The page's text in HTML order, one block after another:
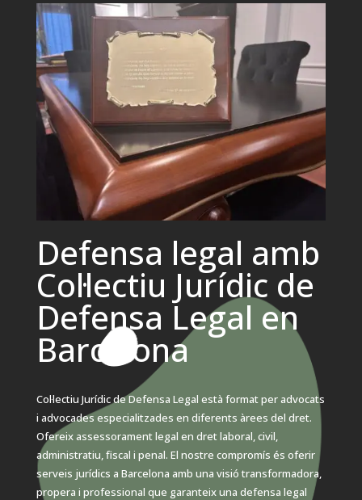
Defensa legal amb
Col·lectiu Jurídic de
Defensa Legal en
Barcelona
Col·lectiu Jurídic de Defensa Legal està format per advocats
i advocades especialitzades en diferents àrees del dret.
Ofereix assessorament legal en dret laboral, civil,
administratiu, fiscal i penal. El nostre compromís és oferir
serveis jurídics a Barcelona amb una visió transformadora,
propera i professional que garanteix una defensa legal